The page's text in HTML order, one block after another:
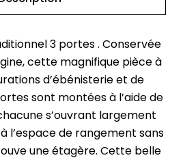
3 portes . Conservée
cette magnifique pièce à
d’ébénisterie et de
sont montées à l’aide de
s’ouvrant largement
l’espace de rangement sans
une étagère. Cette belle